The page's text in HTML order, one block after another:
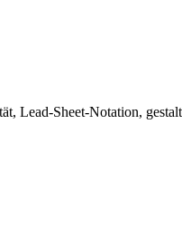
Lead-Sheet-Notation,